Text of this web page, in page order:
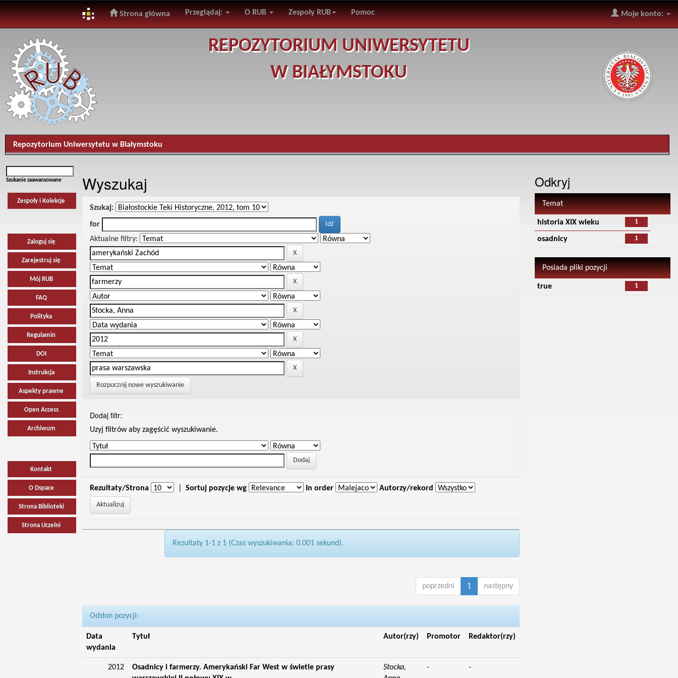
navigation
Strona główna Przeglądaj: O RUB Zespoły RUB Pomoc Moje konto:
REPOZYTORIUM UNIWERSYTETU
W BIAŁYMSTOKU
Repozytorium Uniwersytetu w Białymstoku
Szukanie zaawansowane
Zespoły i Kolekcje
Zaloguj się
Zarejestruj się
Mój RUB
FAQ
Polityka
Regulamin
DOI
Instrukcja
Aspekty prawne
Open Access
Archiwum
Kontakt
O Dspace
Strona Biblioteki
Strona Uczelni
Wyszukaj
Szukaj:
for
Aktualne filtry:
Rozpocznij nowe wyszukiwanie
Dodaj filtr:
Uzyj filtrów aby zagęścić wyszukiwanie.
Rezultaty/Strona Sortuj pozycje wg In order Autorzy/rekord
Rezultaty 1-1 z 1 (Czas wyszukiwania: 0.001 sekund).
poprzedni 1 następny
Odsłon pozycji:
Data
wydania
Tytuł Autor(rzy) Promotor Redaktor(rzy)
2012
Osadnicy i farmerzy. Amerykański Far West w świetle prasy
Stocka,
- -
Odkryj
Temat
1
historia XIX wieku
1
osadnicy
Posiada pliki pozycji
1
true